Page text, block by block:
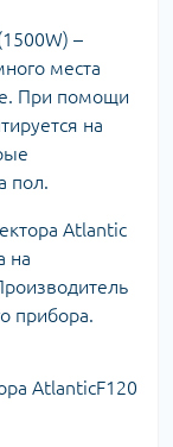
–
места
При помощи
на
пол.
Atlantic
на
прибора.
AtlanticF120